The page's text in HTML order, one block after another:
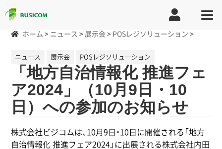
ホーム > ニュース > 展示会 > POSレジソリューション >
ニュース 展示会 POSレジソリューション
「地方自治情報化 推進フェ
ア2024」（10月9日・10
日）への参加のお知らせ
株式会社ビジコムは、10月9日・10日に開催される「地方
自治情報化 推進フェア2024」に出展される株式会社内田